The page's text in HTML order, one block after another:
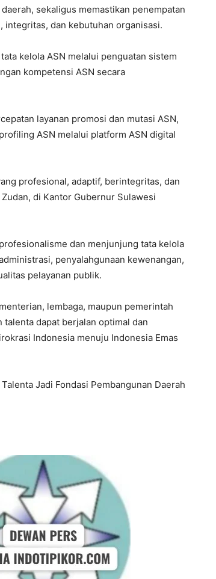
and accept the Privacy Policy
sekaligus memastikan penempatan
integritas, dan kebutuhan organisasi.
kelola ASN melalui penguatan sistem
kompetensi ASN secara
layanan promosi dan mutasi ASN,
ASN melalui platform ASN digital
profesional, adaptif, berintegritas, dan
di Kantor Gubernur Sulawesi
dan menjunjung tata kelola
penyalahgunaan kewenangan,
pelayanan publik.
lembaga, maupun pemerintah
talenta dapat berjalan optimal dan
Indonesia menuju Indonesia Emas
Jadi Fondasi Pembangunan Daerah